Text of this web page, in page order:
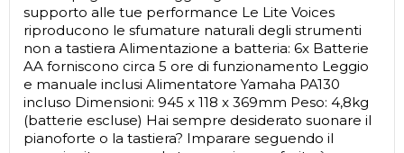
supporto alle tue performance Le Lite Voices
riproducono le sfumature naturali degli strumenti
non a tastiera Alimentazione a batteria: 6x Batterie
AA forniscono circa 5 ore di funzionamento Leggio
e manuale inclusi Alimentatore Yamaha PA130
incluso Dimensioni: 945 x 118 x 369mm Peso: 4,8kg
(batterie escluse) Hai sempre desiderato suonare il
pianoforte o la tastiera? Imparare seguendo il